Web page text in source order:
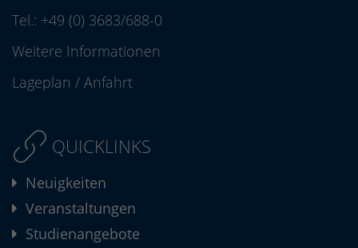
Tel.: +49 (0) 3683/688-0
Weitere Informationen
Lageplan / Anfahrt
QUICKLINKS
Neuigkeiten
Veranstaltungen
Studienangebote